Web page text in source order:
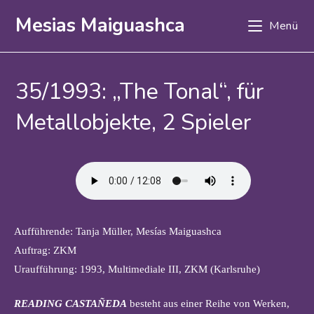
InhaltMesias Maiguashca Menü
35/1993: „The Tonal“, für
Metallobjekte, 2 Spieler
Aufführende: Tanja Müller, Mesías Maiguashca
Auftrag: ZKM
Uraufführung: 1993, Multimediale III, ZKM (Karlsruhe)
READING CASTAÑEDA besteht aus einer Reihe von Werken,